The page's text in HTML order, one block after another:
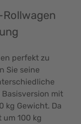
perfekt zu
Sie seine
mit
kg Gewicht. Da
um 100 kg